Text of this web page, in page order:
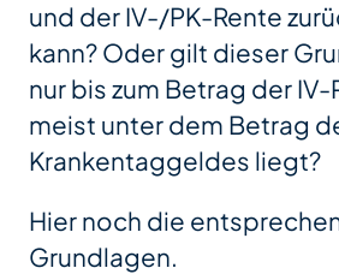
und der IV-/PK-Rente
kann? Oder gilt dieser
nur bis zum Betrag der
meist unter dem Betrag
Krankentaggeldes liegt?
Hier noch die
Grundlagen.